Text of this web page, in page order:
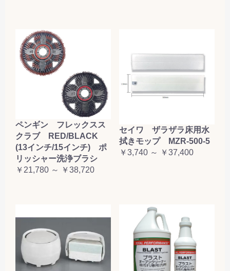
ペンギン フレックスス
クラブ RED/BLACK
(13インチ/15インチ) ポ
リッシャー洗浄ブラシ
￥21,780 ～ ￥38,720
セイワ ザラザラ床用水
拭きモップ MZR-500-5
￥3,740 ～ ￥37,400